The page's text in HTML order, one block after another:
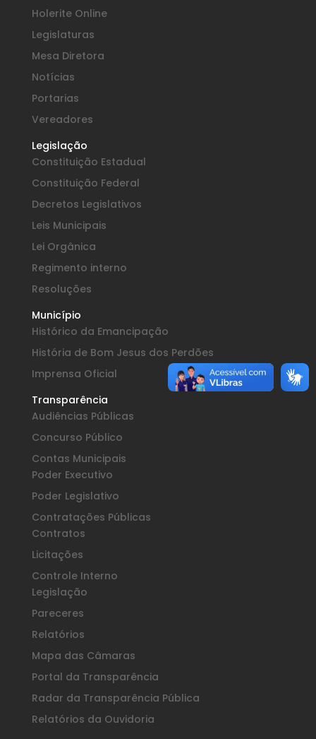
Holerite Online
Legislaturas
Mesa Diretora
Notícias
Portarias
Vereadores
Legislação
Constituição Estadual
Constituição Federal
Decretos Legislativos
Leis Municipais
Lei Orgânica
Regimento interno
Resoluções
Município
Histórico da Emancipação
História de Bom Jesus dos Perdões
Imprensa Oficial
Transparência
Audiências Públicas
Concurso Público
Contas Municipais
Poder Executivo
Poder Legislativo
Contratações Públicas
Contratos
Licitações
Controle Interno
Legislação
Pareceres
Relatórios
Mapa das Câmaras
Portal da Transparência
Radar da Transparência Pública
Relatórios da Ouvidoria